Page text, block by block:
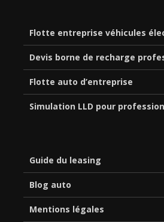
Flotte entreprise véhicules
Devis borne de recharge
Flotte auto d’entreprise
Simulation LLD pour
Guide du leasing
Blog auto
Mentions légales